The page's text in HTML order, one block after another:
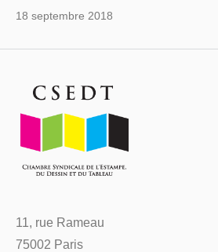
18 septembre 2018
11, rue Rameau
75002 Paris